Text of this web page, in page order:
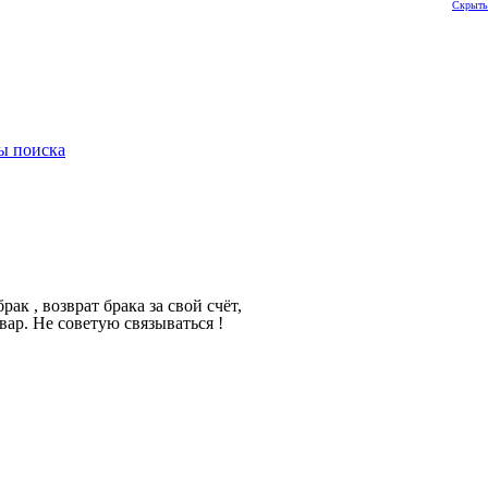
поиска
Скрыть
, возврат брака за свой счёт,
Не советую связываться !